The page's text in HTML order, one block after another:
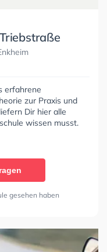
erfahrene
zur Praxis und
Dir hier alle
wissen musst.
gesehen haben